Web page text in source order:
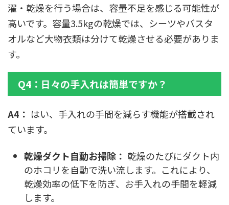
濯・乾燥を行う場合は、容量不足を感じる可能性が
高いです。容量3.5kgの乾燥では、シーツやバスタ
オルなど大物衣類は分けて乾燥させる必要がありま
す。
Q4：日々の手入れは簡単ですか？
A4： はい、手入れの手間を減らす機能が搭載され
ています。
乾燥ダクト自動お掃除： 乾燥のたびにダクト内
のホコリを自動で洗い流します。これにより、
乾燥効率の低下を防ぎ、お手入れの手間を軽減
します。